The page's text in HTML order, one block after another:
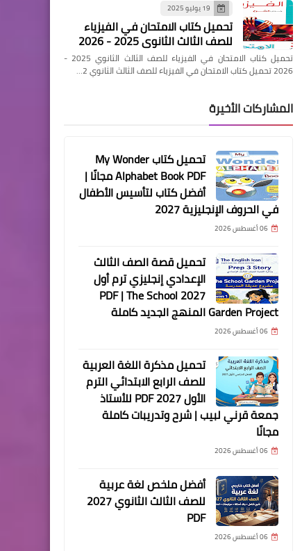
19 يوليو 2025
تحميل كتاب الامتحان في الفيزياء
للصف الثالث الثانوي 2025 - 2026
تحميل كتاب الامتحان في الفيزياء للصف الثالث الثانوي 2025 -
2026 تحميل كتاب الامتحان في الفيزياء للصف الثالث الثانوي 2…
المشاركات الأخيرة
تحميل كتاب My Wonder
Alphabet Book PDF مجانًا |
أفضل كتاب لتأسيس الأطفال
في الحروف الإنجليزية 2027
06 أغسطس 2026
تحميل قصة الصف الثالث
الإعدادي إنجليزي ترم أول
2027 PDF | The School
Garden Project المنهج الجديد كاملة
06 أغسطس 2026
تحميل مذكرة اللغة العربية
للصف الرابع الابتدائي الترم
الأول 2027 PDF للأستاذ
جمعة قرني لبيب | شرح وتدريبات كاملة
مجانًا
06 أغسطس 2026
أفضل ملخص لغة عربية
للصف الثالث الثانوي 2027
PDF
06 أغسطس 2026